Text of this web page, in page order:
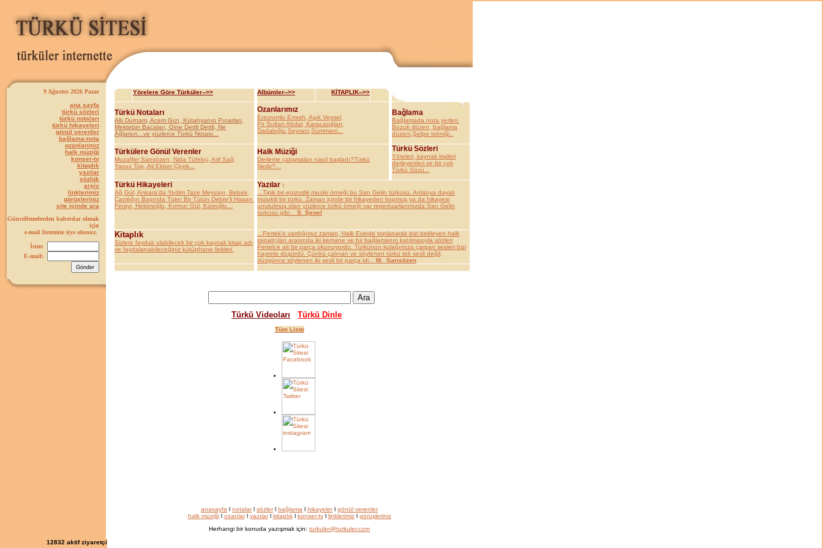
9 Ağustos 2026 Pazar
ana sayfa
türkü sözleri
türkü notaları
türkü hikayeleri
gönül verenler
bağlama-nota
ozanlarımız
halk müziği
konser-tv
kitaplık
yazılar
sözlük
arşiv
linklerimiz
görüşleriniz
site içinde ara
Güncellemelerden haberdar olmak
için
e-mail listemize üye olunuz.
İsim:
E-mail:
Yörelere Göre Türküler-->> Albümler-->> KİTAPLIK-->>
Türkü Notaları
Allı Durnam, Acem Gızı, Kütahyanın Pınarları,
Mektebin Bacaları, Gine Dertli Dertli, Ne
Ağlarsın...ve yüzlerce Türkü Notası...
Ozanlarımız
Erzurumlu Emrah, Aşık Veysel,
Pir Sultan Abdal, Karacaoğlan,
Dadaloğlu,Seyrani,Sümmani...
Bağlama
Bağlamada nota yerleri.
Bozuk düzen, bağlama
düzeni,Şelpe tekniği..
Türkülere Gönül Verenler
Muzaffer Sarısözen, Nida Tüfekçi, Arif Sağ,
Yavuz Top, Ali Ekber Çiçek...
Halk Müziği
Derleme çalışmaları nasıl başladı?Türkü
Nedir?...
Türkü Sözleri
Yöreleri, kaynak kişileri
derleyenleri ve bir çok
Türkü Sözü...
Türkü Hikayeleri
Ağ Gül, Ankara'da Yedim Taze Meyvayı, Bebek,
Çamlığın Başında Tüter Bir Tütün Debre'li Hasan
Ferayi, Hekimoğlu, Kırmızı Gül, Kiziroğlu...
Yazılar :
...Tipik bir epizodik musikiörneği bu Sarı Gelin türküsü. Anlatıya dayalı
musıkili bir türkü. Zaman içinde bir hikayeden kopmuş ya da hikayesi
unutulmuş olan yüzlerce türkü örneği var repertuarlarımızda Sarı Gelin
türküsü gibi...
S. Şenel
Kitaplık
Sizlere faydalı olabilecek bir çok kaynak kitap adı
ve faydalanabileceğiniz kütüphane linkleri
...Pertek'e vardığımız zaman, Halk Evinde toplanarak bizi bekleyen halk
sanatçıları arasında iki kemane ve bir bağlamanın katılmasıyla sözleri
Pertek'e ait bir parça okunuyordu. Türkünün kulağımıza çarpan sesleri bizi
hayrete düşürdü. Çünkü çalınan ve söylenen türkü tek sesli değil,
düzgünce söylenen iki sesli bir parça idi...
M._Sarısözen
Türkü Videoları Türkü Dinle
Tüm Liste
anasayfa l notalarl sözlerl bağlama l hikayelerl gönül verenler
halk müziğil ozanlarl yazılarl kitaplıkl konser-tvl linklerimizl görüşleriniz
Herhangi bir konuda yazışmak için: turkuler@turkuler.com
12832 aktif ziyaretçi